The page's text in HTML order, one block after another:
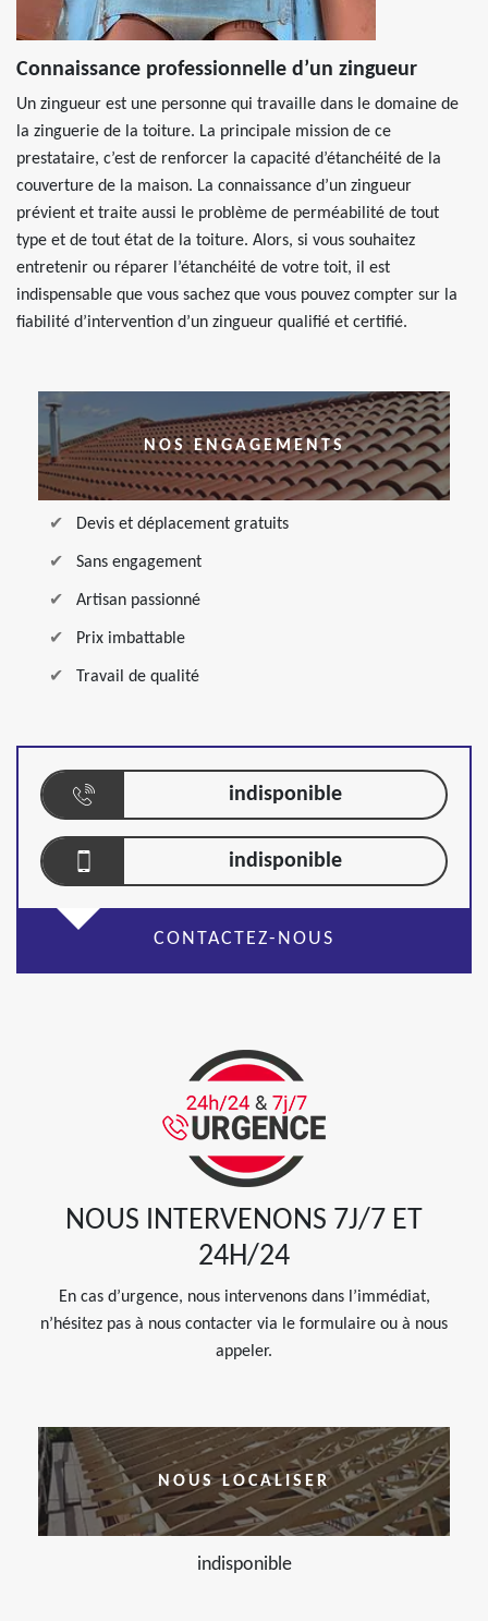
Connaissance professionnelle d’un zingueur
Un zingueur est une personne qui travaille dans le domaine de
la zinguerie de la toiture. La principale mission de ce
prestataire, c’est de renforcer la capacité d’étanchéité de la
couverture de la maison. La connaissance d’un zingueur
prévient et traite aussi le problème de perméabilité de tout
type et de tout état de la toiture. Alors, si vous souhaitez
entretenir ou réparer l’étanchéité de votre toit, il est
indispensable que vous sachez que vous pouvez compter sur la
fiabilité d’intervention d’un zingueur qualifié et certifié.
NOS ENGAGEMENTS
Devis et déplacement gratuits
Sans engagement
Artisan passionné
Prix imbattable
Travail de qualité
indisponible
indisponible
CONTACTEZ-NOUS
NOUS INTERVENONS 7J/7 ET
24H/24
En cas d’urgence, nous intervenons dans l’immédiat,
n’hésitez pas à nous contacter via le formulaire ou à nous
appeler.
NOUS LOCALISER
indisponible